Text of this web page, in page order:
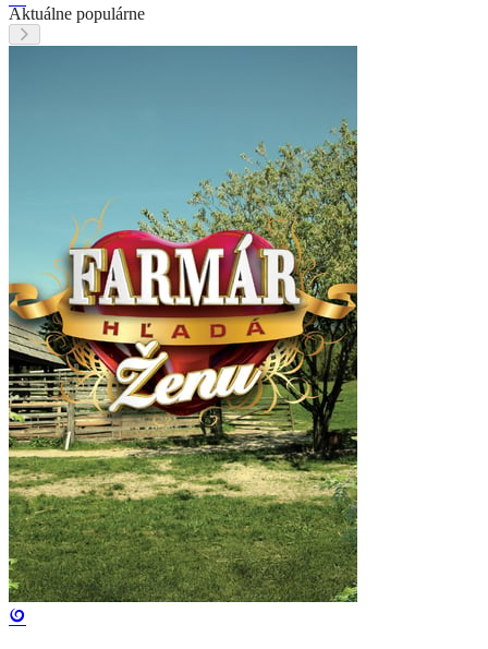
Aktuálne populárne